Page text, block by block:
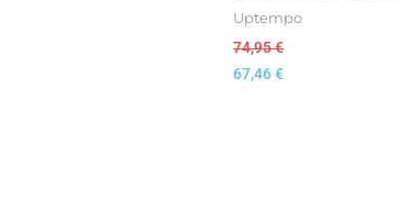
Uptempo
74,95€
67,46€